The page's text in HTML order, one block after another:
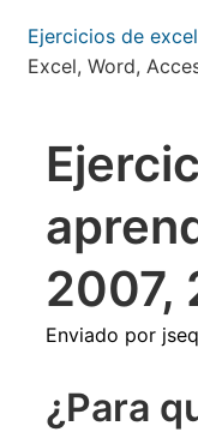
Pasar
contenido
Ejercicios de excel
Excel, Word,
2007,
Enviado por
¿Para